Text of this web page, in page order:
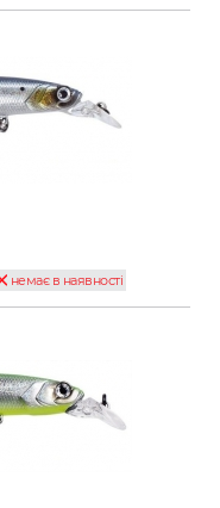
немає в наявності